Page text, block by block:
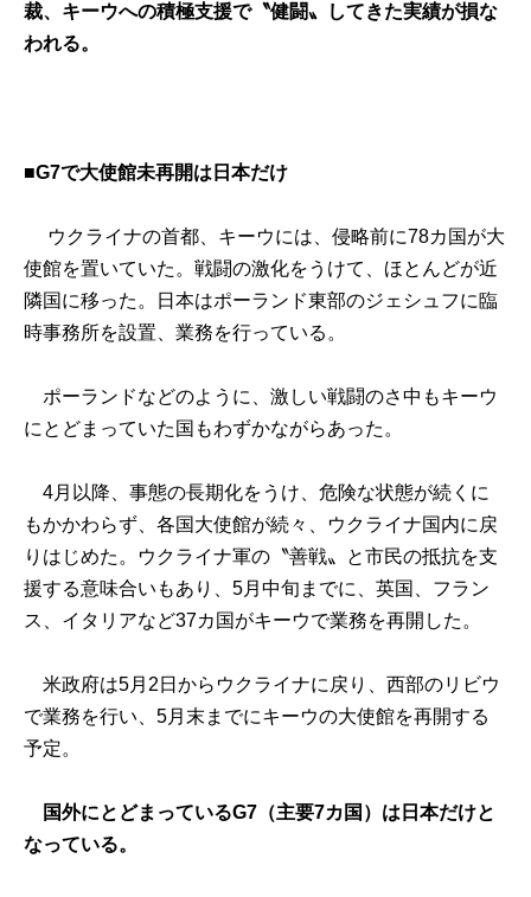
裁、キーウへの積極支援で〝健闘〟してきた実績が損な
われる。
■G7で大使館未再開は日本だけ
ウクライナの首都、キーウには、侵略前に78カ国が大
使館を置いていた。戦闘の激化をうけて、ほとんどが近
隣国に移った。日本はポーランド東部のジェシュフに臨
時事務所を設置、業務を行っている。
ポーランドなどのように、激しい戦闘のさ中もキーウ
にとどまっていた国もわずかながらあった。
4月以降、事態の長期化をうけ、危険な状態が続くに
もかかわらず、各国大使館が続々、ウクライナ国内に戻
りはじめた。ウクライナ軍の〝善戦〟と市民の抵抗を支
援する意味合いもあり、5月中旬までに、英国、フラン
ス、イタリアなど37カ国がキーウで業務を再開した。
米政府は5月2日からウクライナに戻り、西部のリビウ
で業務を行い、5月末までにキーウの大使館を再開する
予定。
国外にとどまっているG7（主要7カ国）は日本だけと
なっている。